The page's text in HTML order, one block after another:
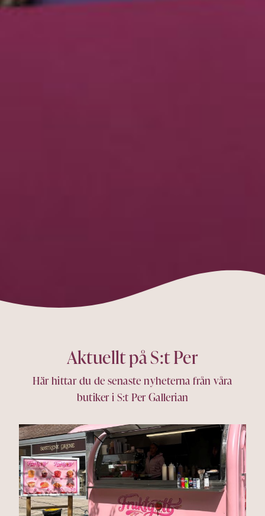
Aktuellt på S:t Per
Här hittar du de senaste nyheterna från våra
butiker i S:t Per Gallerian